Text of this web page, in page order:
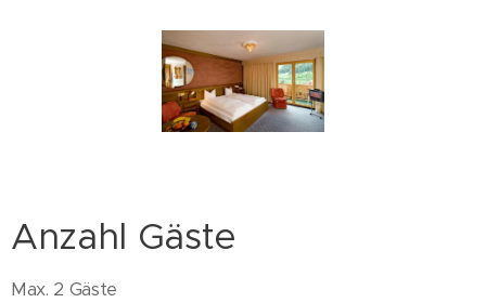
Anzahl Gäste
Max. 2 Gäste